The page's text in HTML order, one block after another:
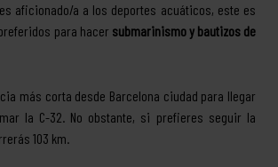
aficionado/a a los deportes acuáticos, este es
para hacer submarinismo y bautizos de
más corta desde Barcelona ciudad para llegar
la C-32. No obstante, si prefieres seguir la
103 km.